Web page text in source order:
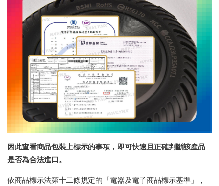
因此查看商品包裝上標示的事項，即可快速且正確判斷該產品
是否為合法進口。
依商品標示法第十二條規定的「電器及電子商品標示基準」，